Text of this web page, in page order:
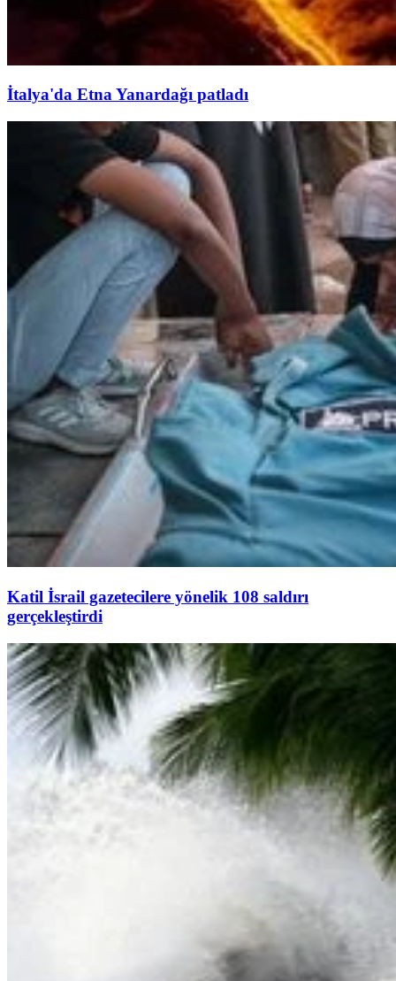
İtalya'da Etna Yanardağı patladı
Katil İsrail gazetecilere yönelik 108 saldırı
gerçekleştirdi